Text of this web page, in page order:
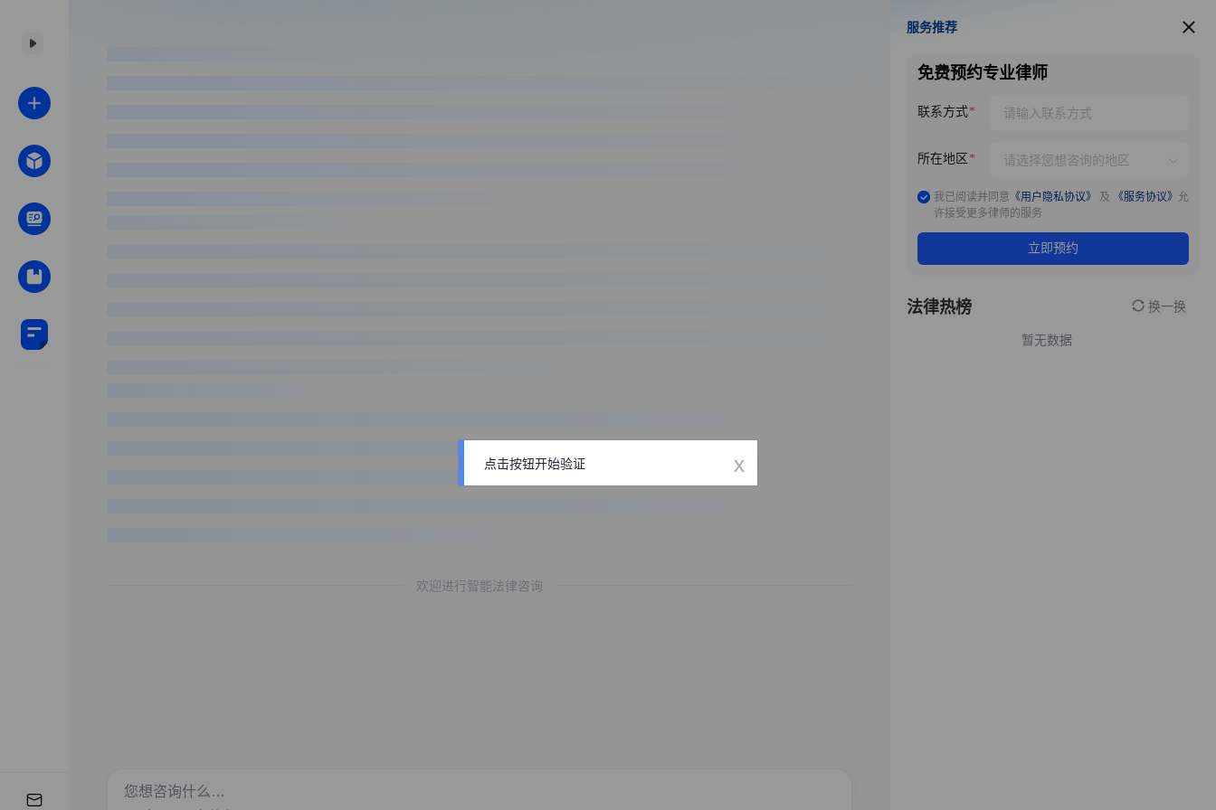
欢迎进行智能法律咨询
服务推荐
服务推荐
免费预约专业律师
联系方式
所在地区
我已阅读并同意 《用户隐私协议》 及 《服务协议》 允
许接受更多律师的服务
立即预约
法律热榜 换一换
暂无数据
点击按钮开始验证 x